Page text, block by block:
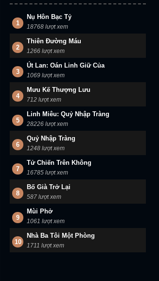
1
Nụ Hôn Bạc Tỷ
18768 lượt xem
2
Thiên Đường Máu
1266 lượt xem
3
Út Lan: Oán Linh Giữ Của
1069 lượt xem
4
Mưu Kế Thượng Lưu
712 lượt xem
5
Linh Miêu: Quỷ Nhập Tràng
28226 lượt xem
6
Quỷ Nhập Tràng
1248 lượt xem
7
Tử Chiến Trên Không
16785 lượt xem
8
Bố Già Trở Lại
587 lượt xem
9
Mùi Phở
1061 lượt xem
10
Nhà Ba Tôi Một Phòng
1711 lượt xem